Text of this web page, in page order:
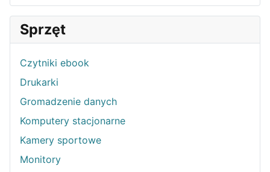
Sprzęt
Czytniki ebook
Drukarki
Gromadzenie danych
Komputery stacjonarne
Kamery sportowe
Monitory